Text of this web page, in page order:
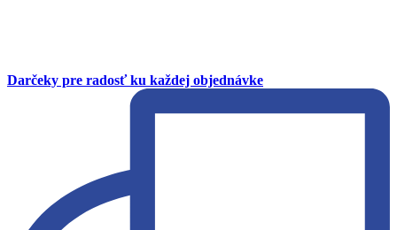
Darčeky pre radosť ku každej objednávke